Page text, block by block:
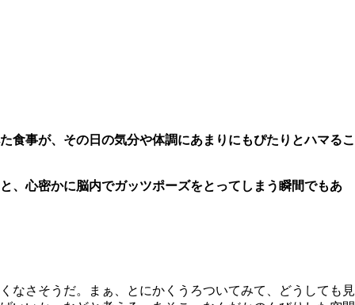
食事が、その日の気分や体調にあまりにもぴたりとハマるこ
、心密かに脳内でガッツポーズをとってしまう瞬間でもあ
なさそうだ。まぁ、とにかくうろついてみて、どうしても見